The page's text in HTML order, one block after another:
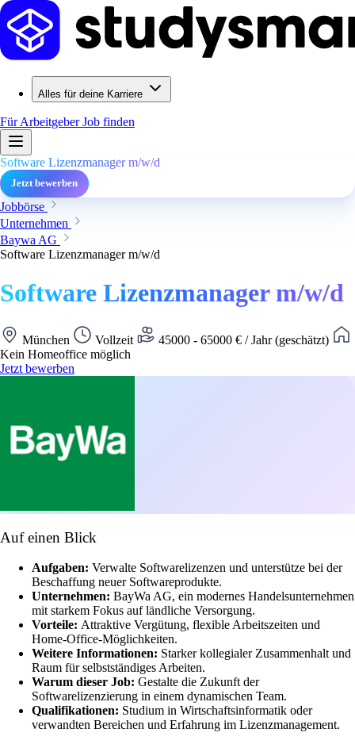
Alles für deine Karriere
Für ArbeitgeberJob finden
Software Lizenzmanager m/w/d
Jetzt bewerben
Jobbörse
Unternehmen
Baywa AG
Software Lizenzmanager m/w/d
Software Lizenzmanager m/w/d
München Vollzeit
45000 - 65000 € / Jahr (geschätzt)
Kein Homeoffice möglich
Jetzt bewerben
Auf einen Blick
Aufgaben: Verwalte Softwarelizenzen und unterstütze bei der
Beschaffung neuer Softwareprodukte.
Unternehmen: BayWa AG, ein modernes Handelsunternehmen
mit starkem Fokus auf ländliche Versorgung.
Vorteile: Attraktive Vergütung, flexible Arbeitszeiten und
Home-Office-Möglichkeiten.
Weitere Informationen: Starker kollegialer Zusammenhalt und
Raum für selbstständiges Arbeiten.
Warum dieser Job: Gestalte die Zukunft der
Softwarelizenzierung in einem dynamischen Team.
Qualifikationen: Studium in Wirtschaftsinformatik oder
verwandten Bereichen und Erfahrung im Lizenzmanagement.